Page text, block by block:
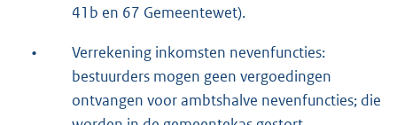
41b en 67 Gemeentewet).
•
Verrekening inkomsten nevenfuncties:
bestuurders mogen geen vergoedingen
ontvangen voor ambtshalve nevenfuncties; die